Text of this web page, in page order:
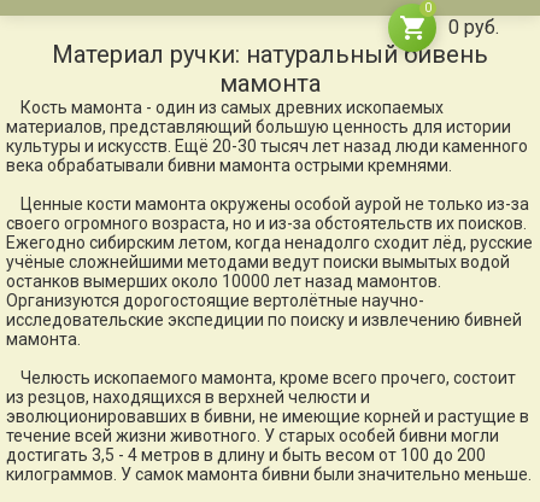
0
0 руб.
Материал ручки: натуральный бивень
мамонта
Кость мамонта - один из самых древних ископаемых
материалов, представляющий большую ценность для истории
культуры и искусств. Ещё 20-30 тысяч лет назад люди каменного
века обрабатывали бивни мамонта острыми кремнями.
Ценные кости мамонта окружены особой аурой не только из-за
своего огромного возраста, но и из-за обстоятельств их поисков.
Ежегодно сибирским летом, когда ненадолго сходит лёд, русские
учёные сложнейшими методами ведут поиски вымытых водой
останков вымерших около 10000 лет назад мамонтов.
Организуются дорогостоящие вертолётные научно-
исследовательские экспедиции по поиску и извлечению бивней
мамонта.
Челюсть ископаемого мамонта, кроме всего прочего, состоит
из резцов, находящихся в верхней челюсти и
эволюционировавших в бивни, не имеющие корней и растущие в
течение всей жизни животного. У старых особей бивни могли
достигать 3,5 - 4 метров в длину и быть весом от 100 до 200
килограммов. У самок мамонта бивни были значительно меньше.